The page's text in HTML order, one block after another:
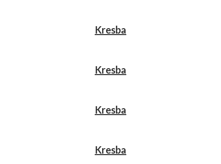
Kresba
Kresba
Kresba
Kresba